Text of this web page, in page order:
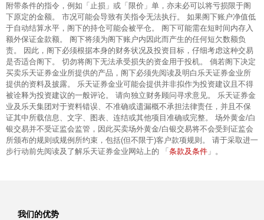
附带条件的指令，例如「止损」或「限价」单，亦未必可以将亏损限于阁
下原定的金额。 市况可能会导致有关指令无法执行。 如果阁下账户净值低
于自动结算水平，阁下的持仓可能会被平仓。 阁下可能需在短时间内存入
额外保证金款额。 阁下将须为阁下账户内因此而产生的任何短欠数额负
责。 因此，阁下必须根据本身的财务状况及投资目标，仔细考虑这种交易
是否适合阁下。 切勿将阁下无法承受损失的资金用于投机。 倘若阁下决定
买卖乐天证券金业所提供的产品，阁下必须先阅读及明白乐天证券金业所
提供的资料及披露。 乐天证券金业可能会提供并非拟作为投资建议且不得
被诠释为投资建议的一般评论。 请向独立财务顾问寻求意见。 乐天证券金
业及乐天集团对于资料错误、不准确或遗漏概不承担法律责任，并且不保
证其中所载信息、文字、图表、连结或其他项目准确或完整。 场外黄金/白
银交易并不受证监会监管，因此买卖场外黄金/白银交易将不会受到证监会
所颁布的规则或规例所约束，包括(但不限于)客户款项规则。 请于采取进一
步行动前先阅读及了解乐天证券金业网站上的 「 条款及条件 」。
我们的优势